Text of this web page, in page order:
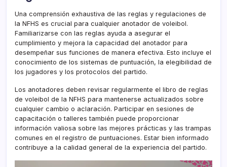
Una comprensión exhaustiva de las reglas y regulaciones de
la NFHS es crucial para cualquier anotador de voleibol.
Familiarizarse con las reglas ayuda a asegurar el
cumplimiento y mejora la capacidad del anotador para
desempeñar sus funciones de manera efectiva. Esto incluye el
conocimiento de los sistemas de puntuación, la elegibilidad de
los jugadores y los protocolos del partido.
Los anotadores deben revisar regularmente el libro de reglas
de voleibol de la NFHS para mantenerse actualizados sobre
cualquier cambio o aclaración. Participar en sesiones de
capacitación o talleres también puede proporcionar
información valiosa sobre las mejores prácticas y las trampas
comunes en el registro de puntuaciones. Estar bien informado
contribuye a la calidad general de la experiencia del partido.